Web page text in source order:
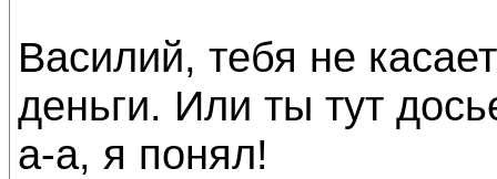
Василий, тебя не
деньги. Или ты тут
а-а, я понял!